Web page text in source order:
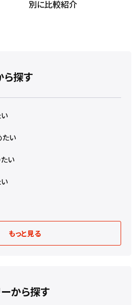
別に比較紹介
ら探す
い
い
もっと見る
から探す